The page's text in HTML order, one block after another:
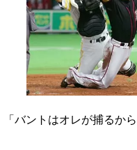
「バントはオレが捕るか